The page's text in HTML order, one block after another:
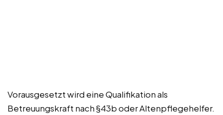
Vorausgesetzt wird eine Qualifikation als
Betreuungskraft nach §43b oder Altenpflegehelfer.